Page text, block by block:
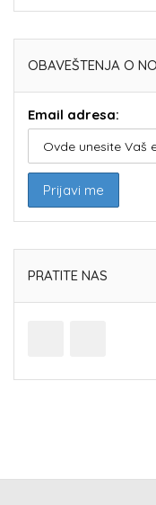
OBAVEŠTENJA O
Email adresa:
PRATITE NAS